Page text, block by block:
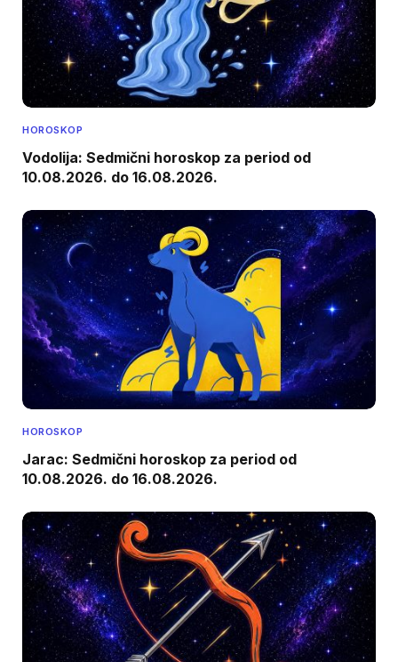
HOROSKOP
Vodolija: Sedmični horoskop za period od
10.08.2026. do 16.08.2026.
HOROSKOP
Jarac: Sedmični horoskop za period od
10.08.2026. do 16.08.2026.